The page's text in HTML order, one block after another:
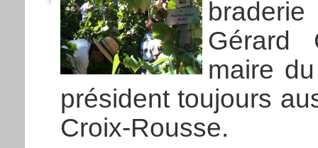
Gérard
maire
président toujours
Croix-Rousse.